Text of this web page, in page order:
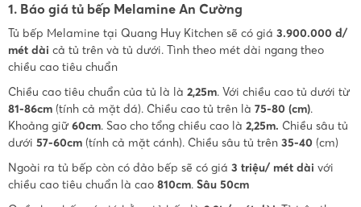
1. Báo giá tủ bếp Melamine An Cường
Tủ bếp Melamine tại Quang Huy Kitchen sẽ có giá 3.900.000 đ/
mét dài cả tủ trên và tủ dưới. Tình theo mét dài ngang theo
chiều cao tiêu chuẩn
Chiều cao tiêu chuẩn của tủ là là 2,25m. Với chiều cao tủ dưới từ
81-86cm(tính cả mặt đá). Chiều cao tủ trên là 75-80 (cm).
Khoảng giữ 60cm. Sao cho tổng chiều cao là 2,25m. Chiều sâu tủ
dưới 57-60cm(tính cả mặt cánh). Chiều sâu tủ trên 35-40 (cm)
Ngoài ra tủ bếp còn có đảo bếp sẽ có giá 3 triệu/ mét dài với
chiều cao tiêu chuẩn là cao 810cm. Sâu 50cm